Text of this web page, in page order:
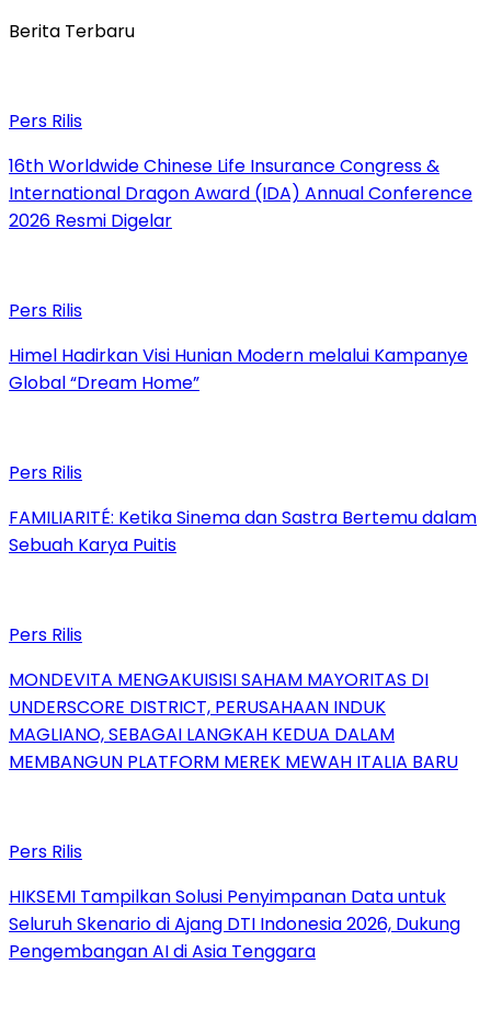
Berita Terbaru
Pers Rilis
16th Worldwide Chinese Life Insurance Congress &
International Dragon Award (IDA) Annual Conference
2026 Resmi Digelar
Pers Rilis
Himel Hadirkan Visi Hunian Modern melalui Kampanye
Global “Dream Home”
Pers Rilis
FAMILIARITÉ: Ketika Sinema dan Sastra Bertemu dalam
Sebuah Karya Puitis
Pers Rilis
MONDEVITA MENGAKUISISI SAHAM MAYORITAS DI
UNDERSCORE DISTRICT, PERUSAHAAN INDUK
MAGLIANO, SEBAGAI LANGKAH KEDUA DALAM
MEMBANGUN PLATFORM MEREK MEWAH ITALIA BARU
Pers Rilis
HIKSEMI Tampilkan Solusi Penyimpanan Data untuk
Seluruh Skenario di Ajang DTI Indonesia 2026, Dukung
Pengembangan AI di Asia Tenggara